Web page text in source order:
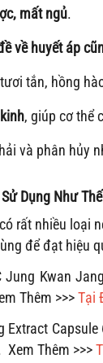
mất ngủ.
về huyết áp
tắn, hồng
, giúp cơ thể
và phân hủy
Dụng Như
có rất nhiều loại
để đạt hiệu
Jung Kwan
Thêm >>>Tại
Extract
Xem Thêm >>>